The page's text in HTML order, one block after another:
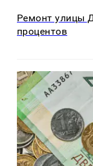
Ремонт улицы
процентов